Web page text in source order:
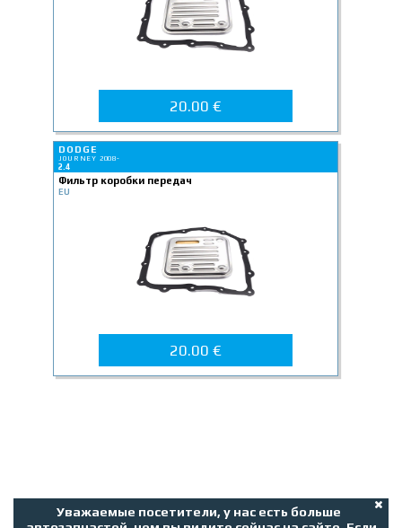
20.00 €
DODGE
JOURNEY 2008-
2.4
Фильтр коробки передач
EU
20.00 €
Уважаемые посетители, у нас есть больше